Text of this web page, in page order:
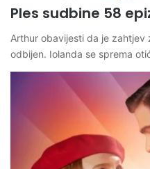
Ples sudbine 58
Arthur obavijesti da je zahtjev
odbijen. Iolanda se sprema